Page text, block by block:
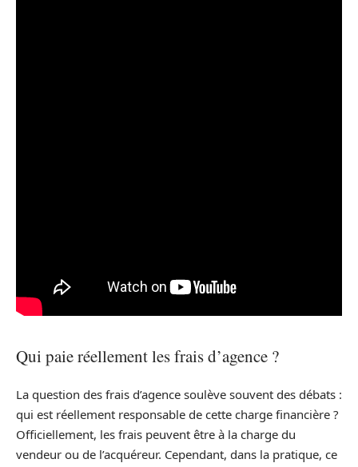
Qui paie réellement les frais d’agence ?
La question des frais d’agence soulève souvent des débats :
qui est réellement responsable de cette charge financière ?
Officiellement, les frais peuvent être à la charge du
vendeur ou de l’acquéreur. Cependant, dans la pratique, ce